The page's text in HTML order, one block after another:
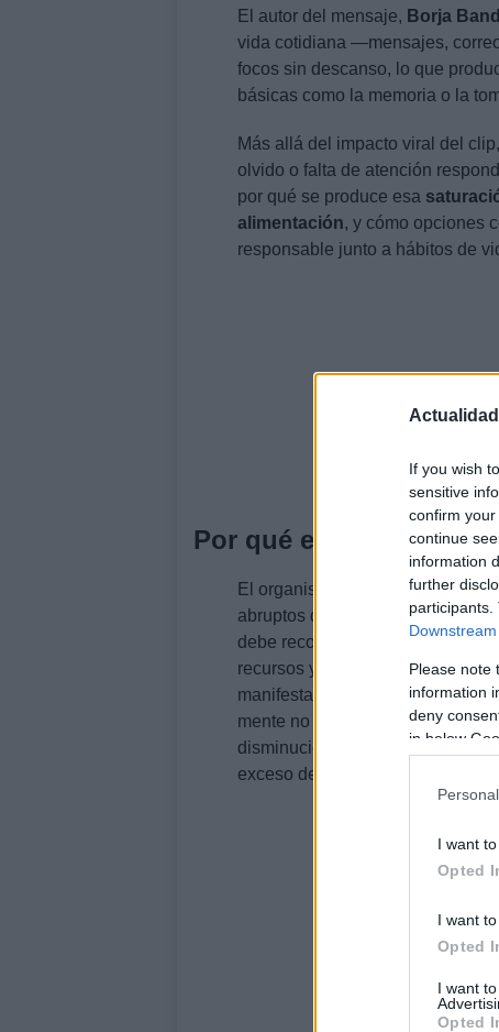
If you wish
sensitive
confirm
continue
information
further
Please note
information
deny
in below
I want
Opted
I want
Opted
I want
Opted
El autor del mensaje, Borja
vida cotidiana —mensajes,
focos sin descanso, lo que
básicas como la memoria o la
Más allá del impacto viral del
olvido o falta de atención
por qué se produce esa
alimentación, y cómo opciones
responsable junto a hábitos de
Por qué el cerebro se
El organismo humano no está
abruptos de atención. Cada vez
debe reconfigurar prioridades y
recursos y provoca lo que el
manifestarse como olvidos,
mente no arranca”. Estas
disminución temporal de la
exceso de estímulos y pobre